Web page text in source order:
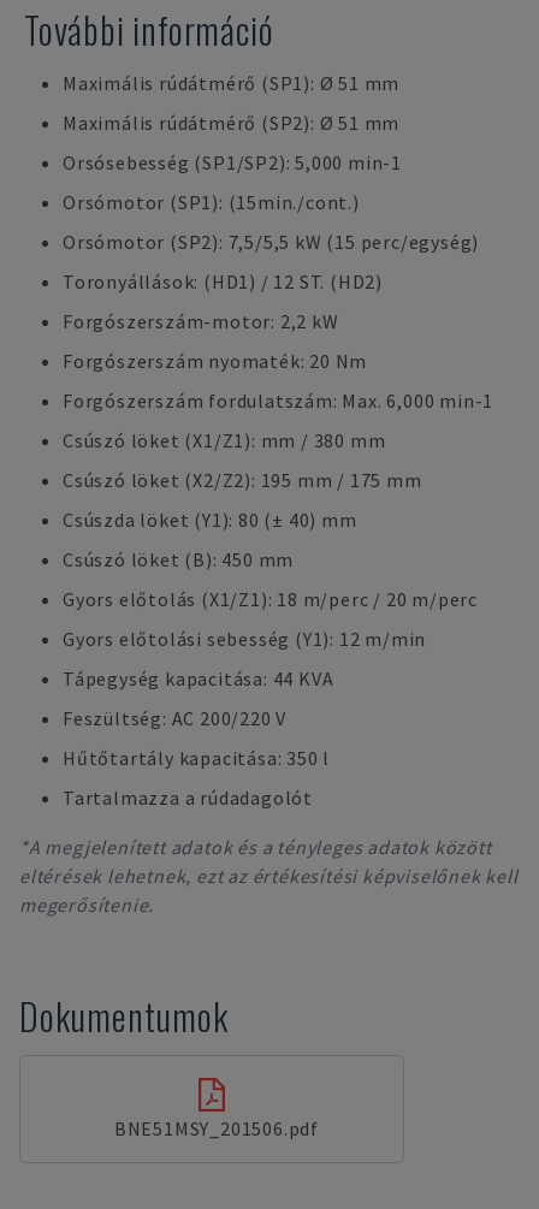
További információ
Maximális rúdátmérő (SP1): Ø 51 mm
Maximális rúdátmérő (SP2): Ø 51 mm
Orsósebesség (SP1/SP2): 5,000 min-1
Orsómotor (SP1): (15min./cont.)
Orsómotor (SP2): 7,5/5,5 kW (15 perc/egység)
Toronyállások: (HD1) / 12 ST. (HD2)
Forgószerszám-motor: 2,2 kW
Forgószerszám nyomaték: 20 Nm
Forgószerszám fordulatszám: Max. 6,000 min-1
Csúszó löket (X1/Z1): mm / 380 mm
Csúszó löket (X2/Z2): 195 mm / 175 mm
Csúszda löket (Y1): 80 (± 40) mm
Csúszó löket (B): 450 mm
Gyors előtolás (X1/Z1): 18 m/perc / 20 m/perc
Gyors előtolási sebesség (Y1): 12 m/min
Tápegység kapacitása: 44 KVA
Feszültség: AC 200/220 V
Hűtőtartály kapacitása: 350 l
Tartalmazza a rúdadagolót
*A megjelenített adatok és a tényleges adatok között
eltérések lehetnek, ezt az értékesítési képviselőnek kell
megerősítenie.
Dokumentumok
BNE51MSY_201506.pdf